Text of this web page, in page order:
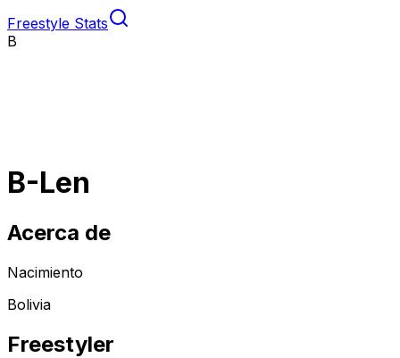
Freestyle Stats
B
B-Len
Acerca de
Nacimiento
Bolivia
Freestyler